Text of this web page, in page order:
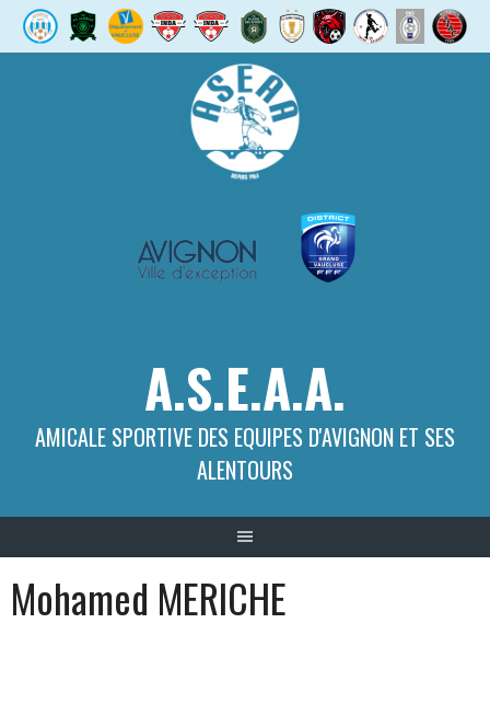
A.S.E.A.A.
AMICALE SPORTIVE DES EQUIPES D'AVIGNON ET SES
ALENTOURS
Mohamed MERICHE